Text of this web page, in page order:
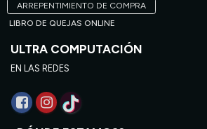
ARREPENTIMIENTO DE COMPRA
LIBRO DE QUEJAS ONLINE
ULTRA COMPUTACIÓN
EN LAS REDES